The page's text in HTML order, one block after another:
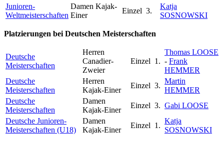
Junioren-
Weltmeisterschaften
Damen Kajak-
Einer
Einzel 3.
Katja
SOSNOWSKI
Platzierungen bei Deutschen Meisterschaften
Deutsche
Meisterschaften
Herren
Canadier-
Zweier
Einzel 1.
Thomas LOOSE
- Frank
HEMMER
Deutsche
Meisterschaften
Herren
Kajak-Einer
Einzel 3.
Martin
HEMMER
Deutsche
Meisterschaften
Damen
Kajak-Einer
Einzel 3. Gabi LOOSE
Deutsche Junioren-
Meisterschaften (U18)
Damen
Kajak-Einer
Einzel 1.
Katja
SOSNOWSKI